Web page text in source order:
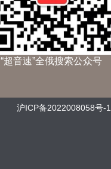
“超音速”全俄搜索公众号
沪ICP备2022008058号-1